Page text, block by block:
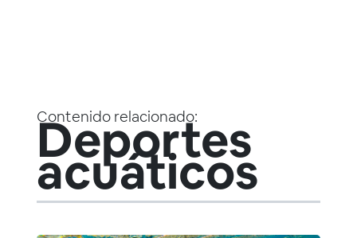
Contenido relacionado:
Deportes
acuáticos